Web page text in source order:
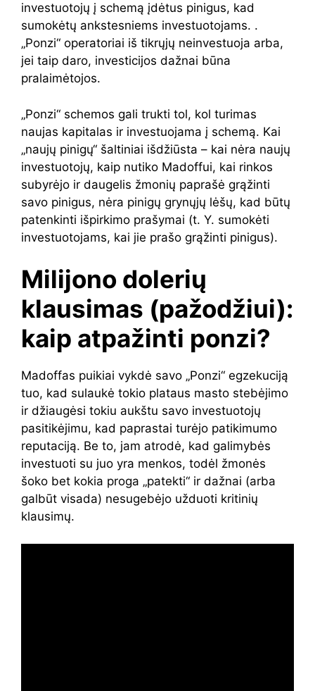
investuotojų į schemą įdėtus pinigus, kad
sumokėtų ankstesniems investuotojams. .
„Ponzi“ operatoriai iš tikrųjų neinvestuoja arba,
jei taip daro, investicijos dažnai būna
pralaimėtojos.
„Ponzi“ schemos gali trukti tol, kol turimas
naujas kapitalas ir investuojama į schemą. Kai
„naujų pinigų“ šaltiniai išdžiūsta – kai nėra naujų
investuotojų, kaip nutiko Madoffui, kai rinkos
subyrėjo ir daugelis žmonių paprašė grąžinti
savo pinigus, nėra pinigų grynųjų lėšų, kad būtų
patenkinti išpirkimo prašymai (t. Y. sumokėti
investuotojams, kai jie prašo grąžinti pinigus).
Milijono dolerių
klausimas (pažodžiui):
kaip atpažinti ponzi?
Madoffas puikiai vykdė savo „Ponzi“ egzekuciją
tuo, kad sulaukė tokio plataus masto stebėjimo
ir džiaugėsi tokiu aukštu savo investuotojų
pasitikėjimu, kad paprastai turėjo patikimumo
reputaciją. Be to, jam atrodė, kad galimybės
investuoti su juo yra menkos, todėl žmonės
šoko bet kokia proga „patekti“ ir dažnai (arba
galbūt visada) nesugebėjo užduoti kritinių
klausimų.